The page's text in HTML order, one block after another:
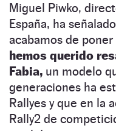
Miguel Piwko,
España, ha
acabamos de poner
hemos querido
Fabia, un modelo
generaciones ha
Rallyes y que en la
Rally2 de